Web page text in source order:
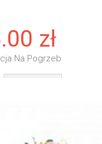
zł
Na Pogrzeb